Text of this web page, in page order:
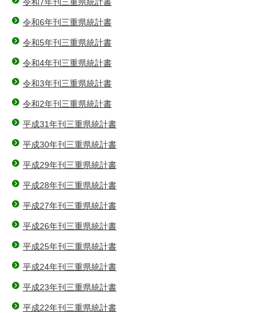
令和6年刊三重県統計書
令和5年刊三重県統計書
令和4年刊三重県統計書
令和3年刊三重県統計書
令和2年刊三重県統計書
平成31年刊三重県統計書
平成30年刊三重県統計書
平成29年刊三重県統計書
平成28年刊三重県統計書
平成27年刊三重県統計書
平成26年刊三重県統計書
平成25年刊三重県統計書
平成24年刊三重県統計書
平成23年刊三重県統計書
平成22年刊三重県統計書